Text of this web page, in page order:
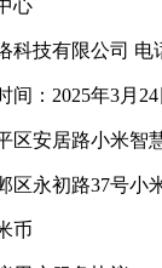
心
科技有限公司 电
间：2025年3月24
区安居路小米智
区永初路37号小
币